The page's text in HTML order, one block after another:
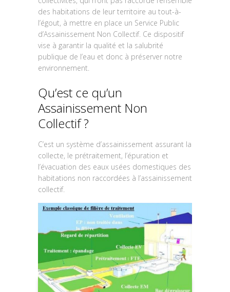
des habitations de leur territoire au tout-à-
l’égout, à mettre en place un Service Public
d’Assainissement Non Collectif. Ce dispositif
vise à garantir la qualité et la salubrité
publique de l’eau et donc à préserver notre
environnement.
Qu’est ce qu’un
Assainissement Non
Collectif ?
C’est un système d’assainissement assurant la
collecte, le prétraitement, l’épuration et
l’évacuation des eaux usées domestiques des
habitations non raccordées à l’assainissement
collectif.